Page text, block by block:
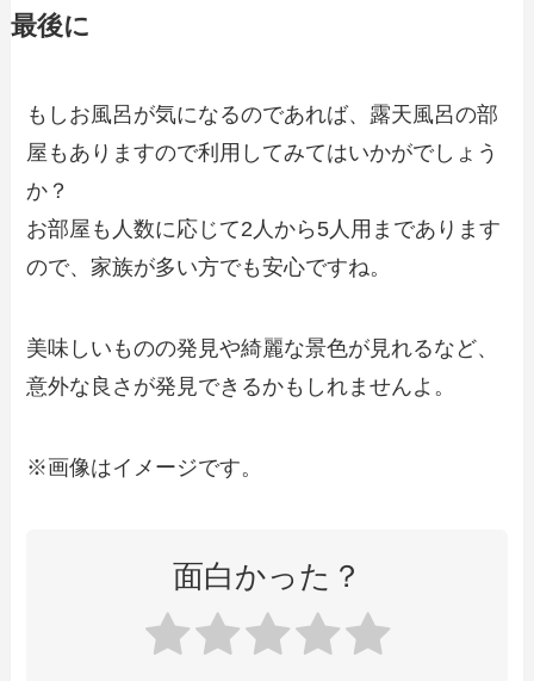
最後に
もしお風呂が気になるのであれば、露天風呂の部
屋もありますので利用してみてはいかがでしょう
か？
お部屋も人数に応じて2人から5人用まであります
ので、家族が多い方でも安心ですね。
美味しいものの発見や綺麗な景色が見れるなど、
意外な良さが発見できるかもしれませんよ。
※画像はイメージです。
面白かった？